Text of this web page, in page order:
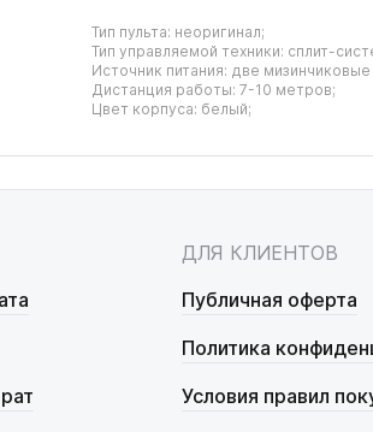
Тип пульта: неоригинал;
Тип управляемой техники: сплит-
Источник питания: две мизинчиковые
Дистанция работы: 7-10 метров;
Цвет корпуса: белый;
ДЛЯ КЛИЕНТОВ
Публичная оферта
Политика
Условия правил